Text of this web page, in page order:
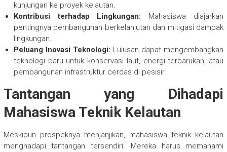
kunjungan ke proyek kelautan.
Kontribusi terhadap Lingkungan: Mahasiswa diajarkan
pentingnya pembangunan berkelanjutan dan mitigasi dampak
lingkungan.
Peluang Inovasi Teknologi: Lulusan dapat mengembangkan
teknologi baru untuk konservasi laut, energi terbarukan, atau
pembangunan infrastruktur cerdas di pesisir.
Tantangan yang Dihadapi
Mahasiswa Teknik Kelautan
Meskipun prospeknya menjanjikan, mahasiswa teknik kelautan
menghadapi tantangan tersendiri. Mereka harus memahami